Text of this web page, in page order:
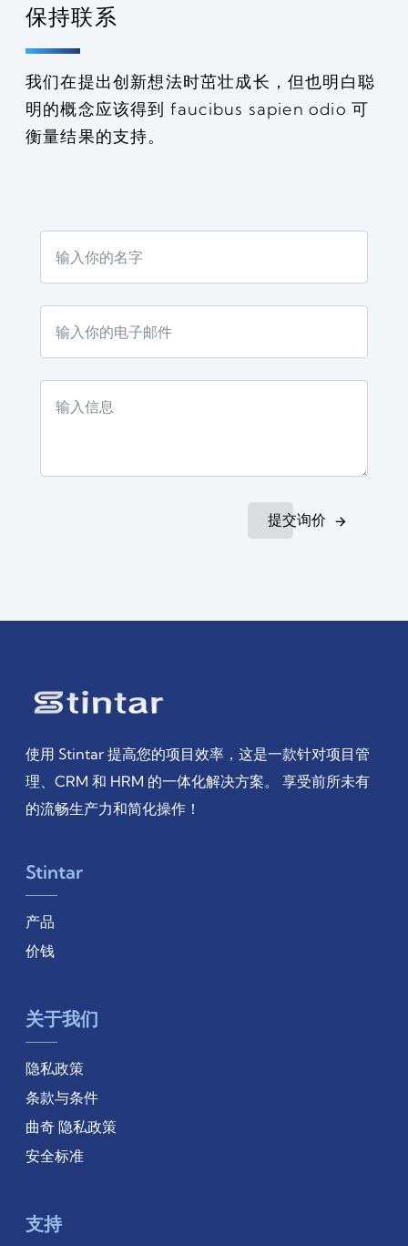
保持联系
我们在提出创新想法时茁壮成长，但也明白聪
明的概念应该得到 faucibus sapien odio 可
衡量结果的支持。
提交询价
使用 Stintar 提高您的项目效率，这是一款针对项目管
理、CRM 和 HRM 的一体化解决方案。 享受前所未有
的流畅生产力和简化操作！
Stintar
产品
价钱
关于我们
隐私政策
条款与条件
曲奇 隐私政策
安全标准
支持